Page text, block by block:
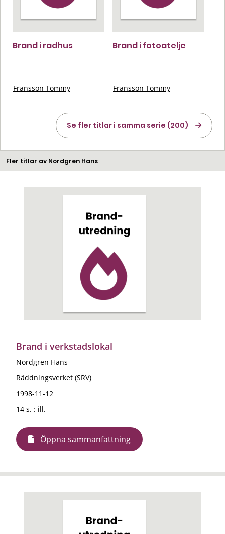
Brand i radhus
Fransson Tommy
Brand i fotoatelje
Fransson Tommy
Se fler titlar i samma serie (200)
Fler titlar av Nordgren Hans
Brand i verkstadslokal
Nordgren Hans
Räddningsverket (SRV)
1998-11-12
14 s. : ill.
Öppna sammanfattning